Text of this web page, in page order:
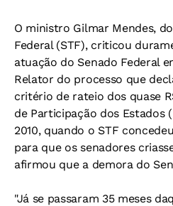
O ministro Gilmar Mendes,
Federal (STF), criticou
atuação do Senado Federal
Relator do processo que
critério de rateio dos quase
de Participação dos Estados
2010, quando o STF
para que os senadores
afirmou que a demora do
"Já se passaram 35 meses